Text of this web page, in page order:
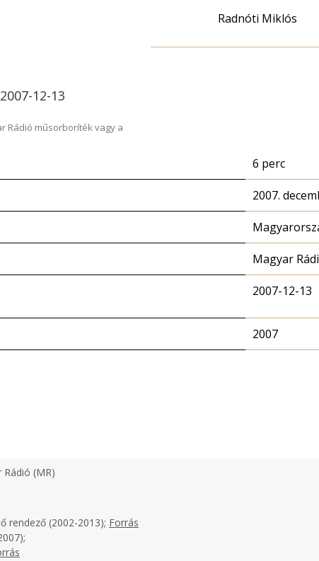
12-13
Rádió műsorboríték vagy a
Radnóti Miklós
6 perc
2007.
Magyar
2007-12-13
2007
Rádió (MR)
rendező (2002-2013); Forrás